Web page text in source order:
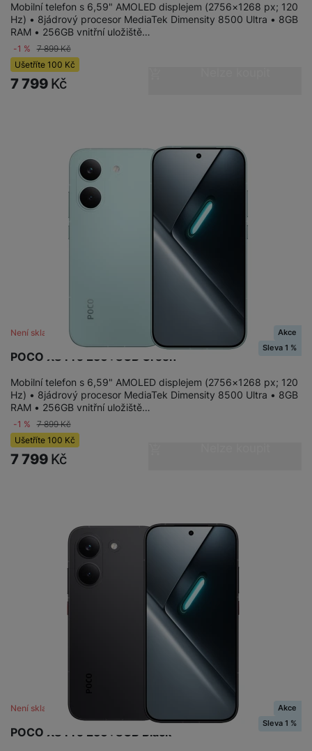
Mobilní telefon s 6,59" AMOLED displejem (2756×1268 px; 120
Hz) • 8jádrový procesor MediaTek Dimensity 8500 Ultra • 8GB
RAM • 256GB vnitřní uložiště…
-1 % 7 899Kč
Ušetříte 100 Kč
7 799 Kč
POCO X8 Pro 256+8GB Green
Není skladem
Akce
Sleva 1 %
Mobilní telefon s 6,59" AMOLED displejem (2756×1268 px; 120
Hz) • 8jádrový procesor MediaTek Dimensity 8500 Ultra • 8GB
RAM • 256GB vnitřní uložiště…
-1 % 7 899Kč
Ušetříte 100 Kč
7 799 Kč
POCO X8 Pro 256+8GB Black
Není skladem
Akce
Sleva 1 %